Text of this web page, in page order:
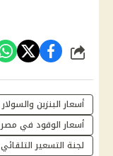
شارك
أسعار البنزين والسولار
أسعار الوقود في مصر
لجنة التسعير التلقائي